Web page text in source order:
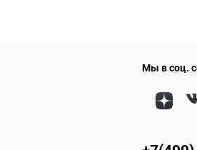
Мы в соц.